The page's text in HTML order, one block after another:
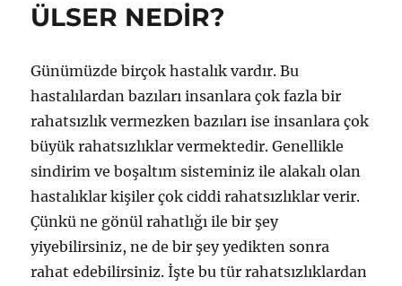
ÜLSER NEDİR?
Günümüzde birçok hastalık vardır. Bu
hastalılardan bazıları insanlara çok fazla bir
rahatsızlık vermezken bazıları ise insanlara çok
büyük rahatsızlıklar vermektedir. Genellikle
sindirim ve boşaltım sisteminiz ile alakalı olan
hastalıklar kişiler çok ciddi rahatsızlıklar verir.
Çünkü ne gönül rahatlığı ile bir şey
yiyebilirsiniz, ne de bir şey yedikten sonra
rahat edebilirsiniz. İşte bu tür rahatsızlıklardan